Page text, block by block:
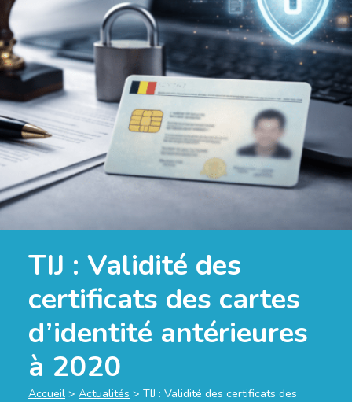
TIJ : Validité des
certificats des cartes
d’identité antérieures
à 2020
Accueil > Actualités > TIJ : Validité des certificats des